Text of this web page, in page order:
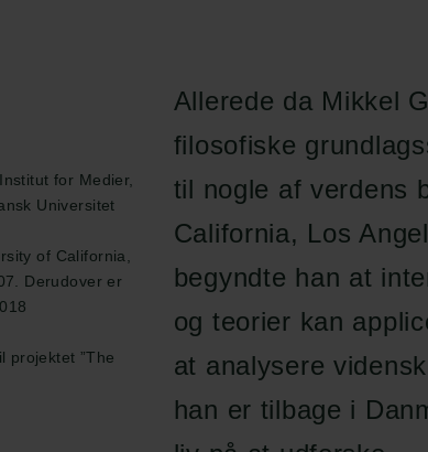
for Medier,
Universitet
of California,
Derudover er
projektet ”The
Allerede da Mikkel
filosofiske
til nogle af verdens
California, Los
begyndte han at
og teorier kan
at analysere
han er tilbage i